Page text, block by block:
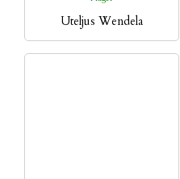
Uteljus Wendela